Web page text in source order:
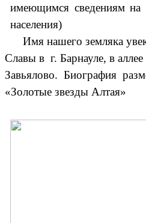
имеющимся сведениям на
населения)
Имя нашего земляка
Славы в г. Барнауле, в аллее
Завьялово. Биография
«Золотые звезды Алтая»